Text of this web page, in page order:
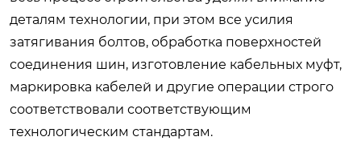
деталям технологии, при этом все усилия
затягивания болтов, обработка поверхностей
соединения шин, изготовление кабельных муфт,
маркировка кабелей и другие операции строго
соответствовали соответствующим
технологическим стандартам.